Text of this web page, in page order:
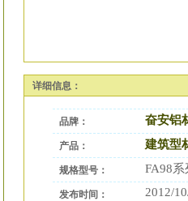
详细信息：
品牌： 奋安铝
产品： 建筑型
规格型号： FA98
发布时间： 2012/